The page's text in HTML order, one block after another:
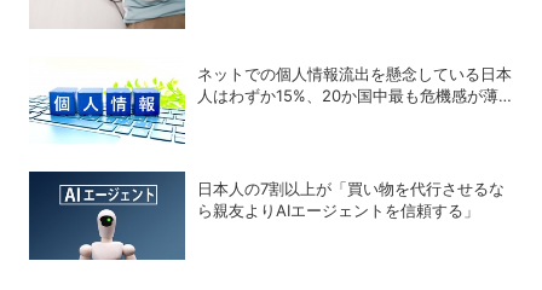
ネットでの個人情報流出を懸念している日本
人はわずか15%、20か国中最も危機感が薄
日本人の7割以上が「買い物を代行させるな
ら親友よりAIエージェントを信頼する」